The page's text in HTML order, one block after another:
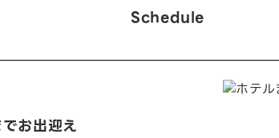
Schedule
お出迎え